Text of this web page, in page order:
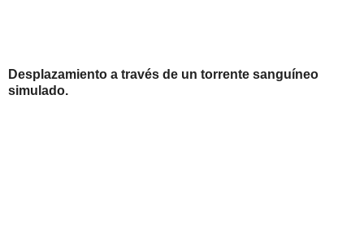
Desplazamiento a través de un torrente sanguíneo
simulado.